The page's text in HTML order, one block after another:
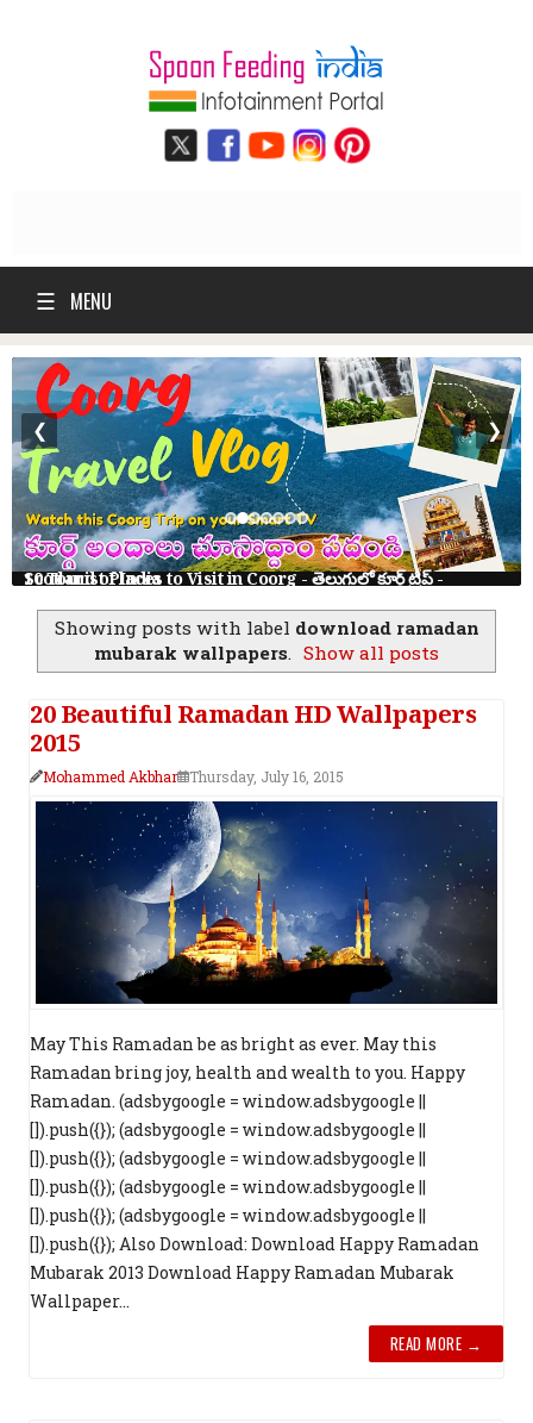
☰ MENU
10 Tourist Places to Visit in Coorg - తెలుగులో కూర్గ్ ట్రిప్ - Scotland of India
❮ ❯
Showing posts with label download ramadan
mubarak wallpapers. Show all posts
20 Beautiful Ramadan HD Wallpapers
2015
Mohammed Akbhar Thursday, July 16, 2015
May This Ramadan be as bright as ever. May this
Ramadan bring joy, health and wealth to you. Happy
Ramadan. (adsbygoogle = window.adsbygoogle ||
[]).push({}); (adsbygoogle = window.adsbygoogle ||
[]).push({}); (adsbygoogle = window.adsbygoogle ||
[]).push({}); (adsbygoogle = window.adsbygoogle ||
[]).push({}); (adsbygoogle = window.adsbygoogle ||
[]).push({}); Also Download: Download Happy Ramadan
Mubarak 2013 Download Happy Ramadan Mubarak
Wallpaper...
READ MORE →